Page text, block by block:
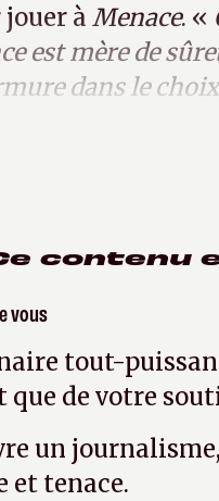
à Menace. «
est mère de
dans le
contenu
vous
tout-
que de votre
un journalisme,
et tenace.